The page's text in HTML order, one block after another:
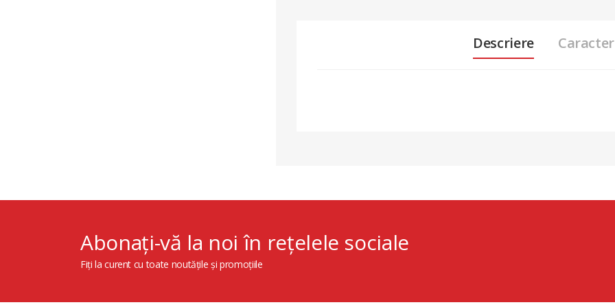
Descriere
Abonați-vă la noi în rețelele sociale
Fiți la curent cu toate noutățile și promoțiile